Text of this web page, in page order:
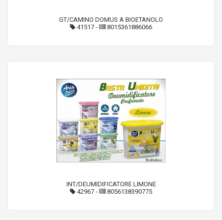
GT/CAMINO DOMUS A BIOETANOLO
41517 - 8015361886066
INT/DEUMIDIFICATORE LIMONE
42967 - 8056138390775